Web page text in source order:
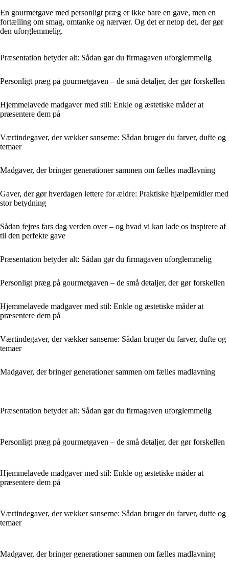
En gourmetgave med personligt præg er ikke bare en gave, men en
fortælling om smag, omtanke og nærvær. Og det er netop det, der gør
den uforglemmelig.
Præsentation betyder alt: Sådan gør du firmagaven uforglemmelig
Personligt præg på gourmetgaven – de små detaljer, der gør forskellen
Hjemmelavede madgaver med stil: Enkle og æstetiske måder at
præsentere dem på
Værtindegaver, der vækker sanserne: Sådan bruger du farver, dufte og
temaer
Madgaver, der bringer generationer sammen om fælles madlavning
Gaver, der gør hverdagen lettere for ældre: Praktiske hjælpemidler med
stor betydning
Sådan fejres fars dag verden over – og hvad vi kan lade os inspirere af
til den perfekte gave
Præsentation betyder alt: Sådan gør du firmagaven uforglemmelig
Personligt præg på gourmetgaven – de små detaljer, der gør forskellen
Hjemmelavede madgaver med stil: Enkle og æstetiske måder at
præsentere dem på
Værtindegaver, der vækker sanserne: Sådan bruger du farver, dufte og
temaer
Madgaver, der bringer generationer sammen om fælles madlavning
Præsentation betyder alt: Sådan gør du firmagaven uforglemmelig
Personligt præg på gourmetgaven – de små detaljer, der gør forskellen
Hjemmelavede madgaver med stil: Enkle og æstetiske måder at
præsentere dem på
Værtindegaver, der vækker sanserne: Sådan bruger du farver, dufte og
temaer
Madgaver, der bringer generationer sammen om fælles madlavning